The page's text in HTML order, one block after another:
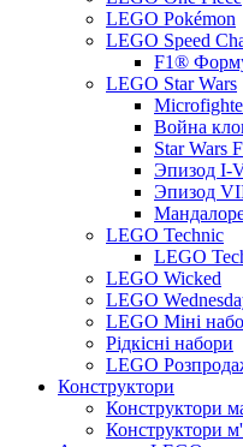
LEGO Pokémon
LEGO Speed
F1®
LEGO Star Wars
Война
Star Wars
Эпизод I-
Эпизод
LEGO Technic
LEGO
LEGO Wicked
LEGO
LEGO Міні
Рідкісні набори
LEGO
Конструктори
Конструктори
Конструктори